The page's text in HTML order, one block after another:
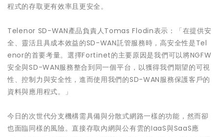
程式的存取更有效率且更安全。
Telenor SD-WAN產品負責人Tomas Flodin表示：「在提供安
全、靈活且具成本效益的SD-WAN託管服務時，高安全性是Tel
enor的首要考量。選擇Fortinet的主要原因是我們可以將NGFW
安全與SD-WAN服務整合到同一個平台，以獲得我們期望的可視
性、控制力與安全性，進而使用我們的SD-WAN服務保護客戶的
資料與應用程式。」
今日的次世代分支機構需具備與分散式網路一樣的功能，然而卻
也面臨同樣的風險。直接存取內網與公有雲的IaaS與SaaS應